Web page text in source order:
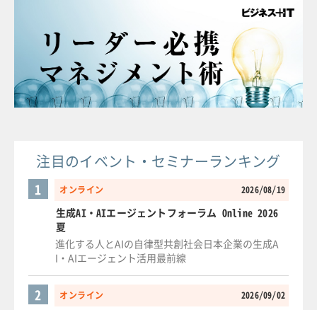
注目のイベント・セミナーランキング
オンライン 2026/08/19
1
生成AI・AIエージェントフォーラム Online 2026
夏
進化する人とAIの自律型共創社会日本企業の生成A
I・AIエージェント活用最前線
オンライン 2026/09/02
2